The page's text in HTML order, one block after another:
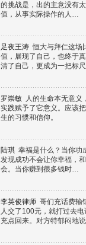
的挑战是，出的主意没有
值，从事实际操作的人…
足夜王涛 恒大与拜仁这场
值，展现了自己，也终于
清了自己，更成为一把标
罗崇敏 人的生命本无意义
实践赋予了它意义。应该
生的习惯和信仰。
陆琪 幸福是什么？当你功
发现成功不会让你幸福，
会。当你赚到很多钱时…
李英俊律师 哥们充话费输
人交了100元，就打过去
充点回来。对方特郁闷地